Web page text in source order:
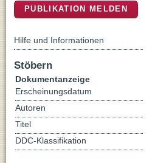
PUBLIKATION MELDEN
Hilfe und Informationen
Stöbern
Dokumentanzeige
Erscheinungsdatum
Autoren
Titel
DDC-Klassifikation